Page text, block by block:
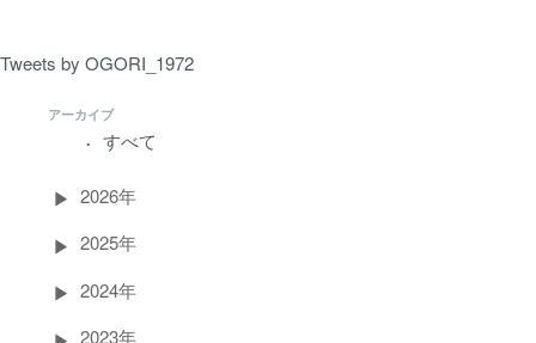
Tweets by OGORI_1972
アーカイブ
すべて
2026年
2025年
2024年
2023年